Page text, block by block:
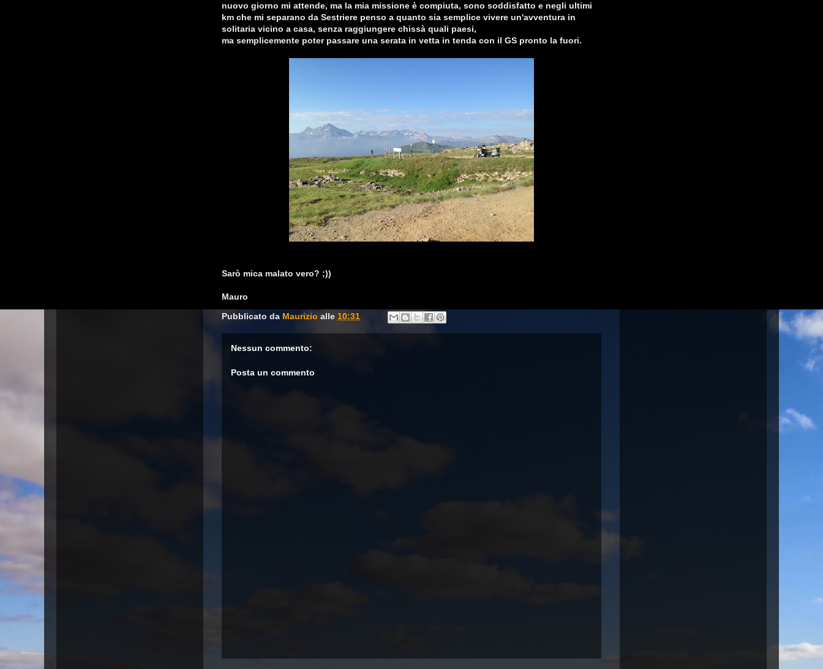
nuovo giorno mi attende, ma la mia missione è compiuta, sono soddisfatto e negli ultimi
km che mi separano da Sestriere penso a quanto sia semplice vivere un'avventura in
solitaria vicino a casa, senza raggiungere chissà quali paesi,
ma semplicemente poter passare una serata in vetta in tenda con il GS pronto la fuori.
Sarò mica malato vero? ;))
Mauro
Pubblicato da Maurizio alle 10:31
Nessun commento:
Posta un commento